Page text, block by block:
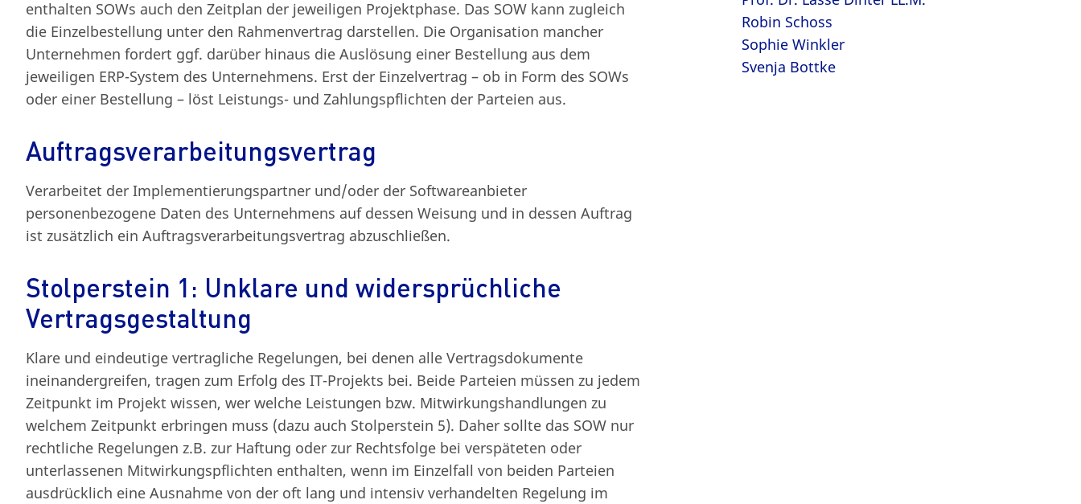
enthalten SOWs auch den Zeitplan der jeweiligen Projektphase. Das SOW kann zugleich
die Einzelbestellung unter den Rahmenvertrag darstellen. Die Organisation mancher
Unternehmen fordert ggf. darüber hinaus die Auslösung einer Bestellung aus dem
jeweiligen ERP-System des Unternehmens. Erst der Einzelvertrag – ob in Form des SOWs
oder einer Bestellung – löst Leistungs- und Zahlungspflichten der Parteien aus.
Auftragsverarbeitungsvertrag
Verarbeitet der Implementierungspartner und/oder der Softwareanbieter
personenbezogene Daten des Unternehmens auf dessen Weisung und in dessen Auftrag
ist zusätzlich ein Auftragsverarbeitungsvertrag abzuschließen.
Stolperstein 1: Unklare und widersprüchliche
Vertragsgestaltung
Klare und eindeutige vertragliche Regelungen, bei denen alle Vertragsdokumente
ineinandergreifen, tragen zum Erfolg des IT-Projekts bei. Beide Parteien müssen zu jedem
Zeitpunkt im Projekt wissen, wer welche Leistungen bzw. Mitwirkungshandlungen zu
welchem Zeitpunkt erbringen muss (dazu auch Stolperstein 5). Daher sollte das SOW nur
rechtliche Regelungen z.B. zur Haftung oder zur Rechtsfolge bei verspäteten oder
unterlassenen Mitwirkungspflichten enthalten, wenn im Einzelfall von beiden Parteien
ausdrücklich eine Ausnahme von der oft lang und intensiv verhandelten Regelung im
Robin Schoss
Sophie Winkler
Svenja Bottke